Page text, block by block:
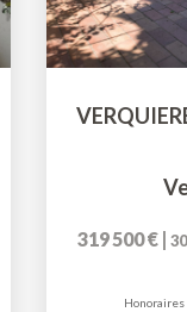
319 500 € |
Honoraires